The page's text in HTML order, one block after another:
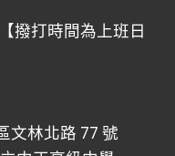
撥打時間為上班日
文林北路 77 號